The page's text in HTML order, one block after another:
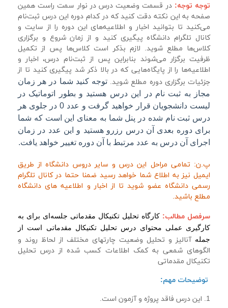
توجه توجه: در قسمت وضعیت درس در نوار سمت راست همین
صفحه به این نکته دقت کنید که در کدام دوره این درس ثبت‌نام
می‌کنید تا بتوانید اخبار و اطلاعیه‌های این دوره را از سایت و
کانال تلگرام دانشگاه پیگیری کنید و از زمان شروع و برگزاری
کلاس‌ها مطلع شوید. لازم بذکر است کلاس‌ها پس از تکمیل
ظرفیت برگزار می‌شوند بنابراین پس از ثبت‌نام درس، اخبار و
اطلاعیه‌ها را از پایگاه‌هایی که در بالا ذکر شد پیگیری کنید تا از
جزئیات برگزاری دوره مطلع شوید. توجه کنید شما در هر زمان
مجاز به ثبت نام در این درس هستید و بطور اتوماتیک در
لیست دانشجویان قرار خواهید گرفت و عدد 0 در جلوی هر
درس ثبت نام شده در پنل شما به معنای این است که شما
برای دوره بعدی آن درس رزرو هستید و این عدد در زمان
اجرای آن درس به عدد مرتبط با آن دوره تغییر خواهد یافت.
پ.ن: تمامی مراحل این درس و سایر دروس دانشگاه از طریق
ایمیل نیز به اطلاع شما خواهد رسید ضمنا حتما در کانال تلگرام
رسمی دانشگاه عضو شوید تا از اخبار و اطلاعیه های دانشگاه
مطلع باشید.
سرفصل مطالب: کارگاه تحلیل تکنیکال مقدماتی جلسه‌ای برای به
کارگیری عملی محتوای درس تحلیل تکنیکال مقدماتی است از
جملهآنالیز و تحلیل وضعیت چارتهای مختلف از لحاظ روند و
الگوهای شمعی به کمک اطلاعات کسب شده از درس تحلیل
تکنیکال مقدماتی
توضیحات مهم:
1. این درس فاقد پروژه و آزمون است.